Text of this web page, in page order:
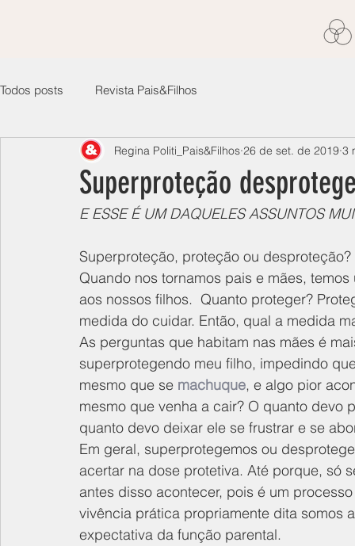
Todos posts Revista Pais&Filhos
Superproteção
Regina Politi_Pais&Filhos 26 de set. de 2019 3
E ESSE É UM DAQUELES ASSUNTOS
Superproteção, proteção ou
Quando nos tornamos pais e mães,
aos nossos filhos.  Quanto proteger?
medida do cuidar. Então, qual a medida
As perguntas que habitam nas mães é
superprotegendo meu filho, impedindo
mesmo que se machuque, e algo pior
mesmo que venha a cair? O quanto devo
quanto devo deixar ele se frustrar e se
Em geral, superprotegemos ou
acertar na dose protetiva. Até porque, só
antes disso acontecer, pois é um
vivência prática propriamente dita somos
expectativa da função parental.